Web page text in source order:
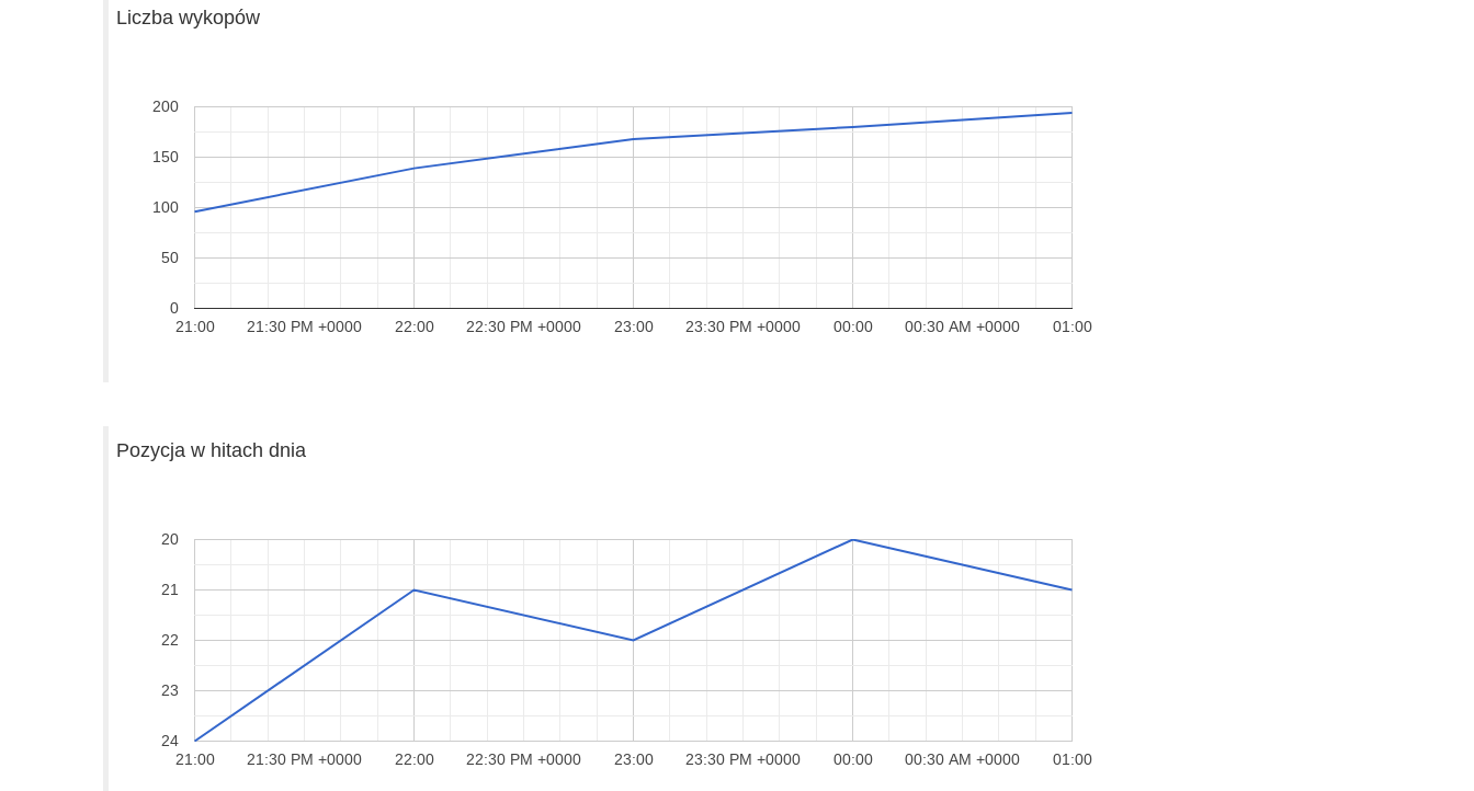
Liczba wykopów
21:00 22:00 23:00 00:00 01:00
21:30 PM +0000 22:30 PM +0000 23:30 PM +0000 00:30 AM +0000
0
50
100
150
200
Pozycja w hitach dnia
21:00 22:00 23:00 00:00 01:00
21:30 PM +0000 22:30 PM +0000 23:30 PM +0000 00:30 AM +0000
20
21
22
23
24